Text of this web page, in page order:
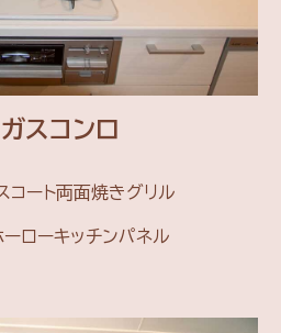
スコンロ
コート両面焼きグリル
ローキッチンパネル